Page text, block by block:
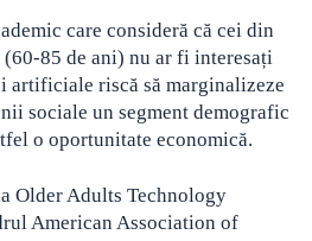
care consideră că cei din
(60-85 de ani) nu ar fi interesați
artificiale riscă să marginalizeze
sociale un segment demografic
o oportunitate economică.
Older Adults Technology
American Association of